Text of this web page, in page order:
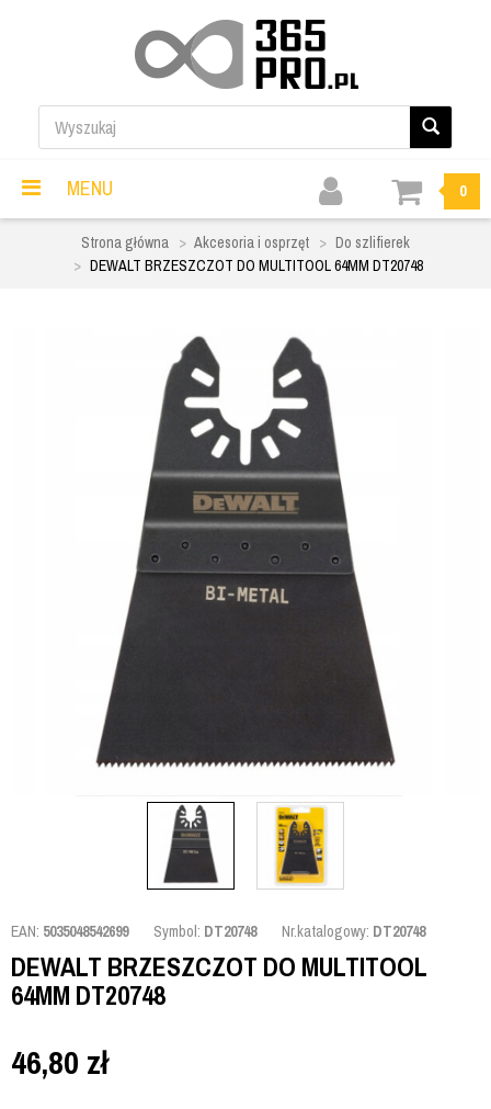
MENU 0
Strona główna Akcesoria i osprzęt
Do szlifierek
DEWALT BRZESZCZOT DO MULTITOOL 64MM DT20748
EAN: 5035048542699 Symbol: DT20748 Nr.katalogowy: DT20748
DEWALT BRZESZCZOT DO MULTITOOL
64MM DT20748
46,80 zł